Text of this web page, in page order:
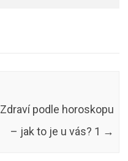
Zdraví podle horoskopu
– jak to je u vás? 1 →